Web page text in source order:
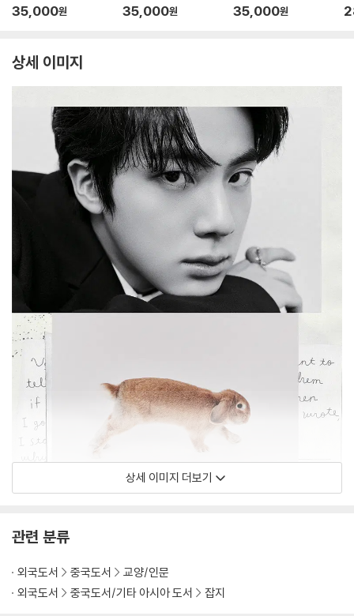
BTS 방탄소년단 커버
35,000원 BTS 방탄소년단 커버
35,000원 BTS 방탄소년단 커버
35,000원
상세 이미지
상세 이미지 더보기
관련 분류
외국도서 중국도서
교양/인문
외국도서
중국도서/기타 아시아 도서 잡지